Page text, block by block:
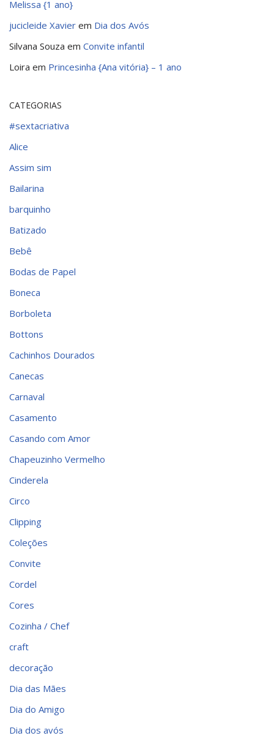
Melissa {1 ano}
jucicleide Xavier em Dia dos Avós
Silvana Souza em Convite infantil
Loira em Princesinha {Ana vitória} – 1 ano
CATEGORIAS
#sextacriativa
Alice
Assim sim
Bailarina
barquinho
Batizado
Bebê
Bodas de Papel
Boneca
Borboleta
Bottons
Cachinhos Dourados
Canecas
Carnaval
Casamento
Casando com Amor
Chapeuzinho Vermelho
Cinderela
Circo
Clipping
Coleções
Convite
Cordel
Cores
Cozinha / Chef
craft
decoração
Dia das Mães
Dia do Amigo
Dia dos avós